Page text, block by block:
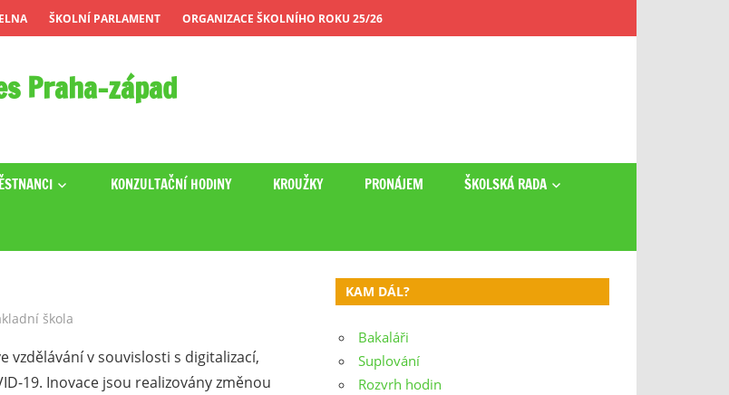
ŠKOLNÍ PARLAMENT ORGANIZACE ŠKOLNÍHO ROKU 25/26
Praha-západ
KONZULTAČNÍ HODINY KROUŽKY PRONÁJEM ŠKOLSKÁ RADA
škola
vzdělávání v souvislosti s digitalizací,
19. Inovace jsou realizovány změnou
KAM DÁL?
Bakaláři
Suplování
Rozvrh hodin